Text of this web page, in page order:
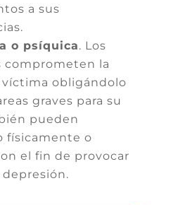
a sus
o psíquica. Los
comprometen la
víctima obligándolo
graves para su
pueden
físicamente o
el fin de provocar